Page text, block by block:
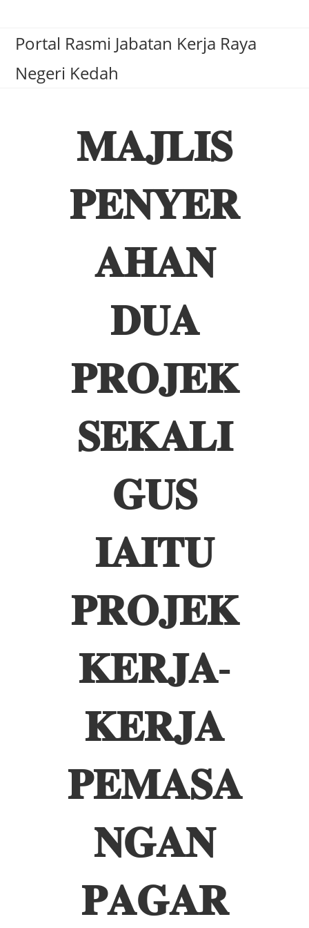
Portal Rasmi Jabatan Kerja Raya
Negeri Kedah
𝐌𝐀𝐉𝐋𝐈𝐒
𝐏𝐄𝐍𝐘𝐄𝐑
𝐀𝐇𝐀𝐍
𝐃𝐔𝐀
𝐏𝐑𝐎𝐉𝐄𝐊
𝐒𝐄𝐊𝐀𝐋𝐈
𝐆𝐔𝐒
𝐈𝐀𝐈𝐓𝐔
𝐏𝐑𝐎𝐉𝐄𝐊
𝐊𝐄𝐑𝐉𝐀-
𝐊𝐄𝐑𝐉𝐀
𝐏𝐄𝐌𝐀𝐒𝐀
𝐍𝐆𝐀𝐍
𝐏𝐀𝐆𝐀𝐑